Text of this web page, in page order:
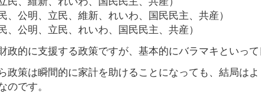
、公明、立民、維新、れいわ、国民民主、共産）
、公明、立民、れいわ、国民民主、共産）
的に支援する政策ですが、基本的にバラマキといって
政策は瞬間的に家計を助けることになっても、結局は
です。